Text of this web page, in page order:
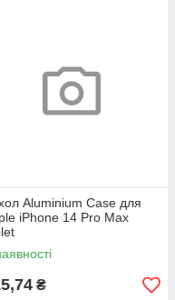
Aluminium Case для
iPhone 14 Pro Max
₴